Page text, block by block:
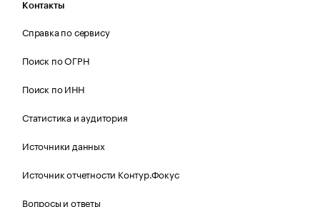
Контакты
Справка по сервису
Поиск по ОГРН
Поиск по ИНН
Статистика и аудитория
Источники данных
Источник отчетности Контур.Фокус
Вопросы и ответы